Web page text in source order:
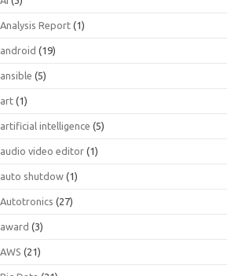
Analysis Report (1)
android (19)
ansible (5)
art (1)
artificial intelligence (5)
audio video editor (1)
auto shutdow (1)
Autotronics (27)
award (3)
AWS (21)